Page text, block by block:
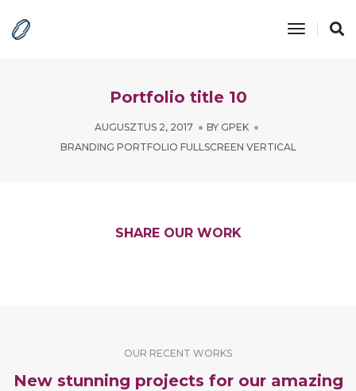
Toggle
Portfolio title 10
AUGUSZTUS 2, 2017 BY GPEK
BRANDING PORTFOLIO FULLSCREEN VERTICAL
SHARE OUR WORK
OUR RECENT WORKS
New stunning projects for our amazing